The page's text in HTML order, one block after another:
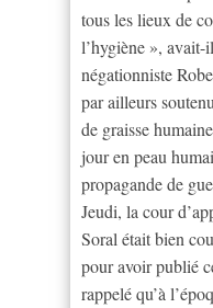
tous les lieux de
l’hygiène »,
négationniste
par ailleurs
de graisse
jour en peau
propagande de
Jeudi, la cour
Soral était bien
pour avoir publié
rappelé qu’à